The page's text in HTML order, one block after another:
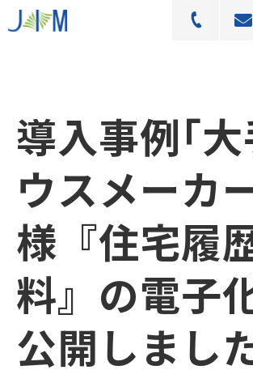
活用シーン
導入事例
料金プラン
よくあるご質問
ブログ記事一覧
導入事例｢
ウスメーカ
様『住宅履
料』の電子
公開しまし